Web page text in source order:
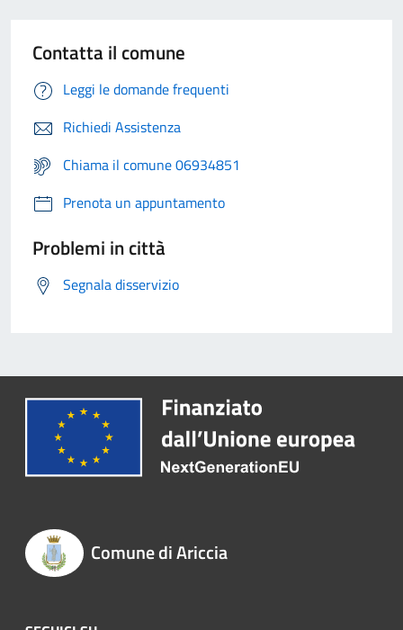
Contatta il comune
Leggi le domande frequenti
Richiedi Assistenza
Chiama il comune 06934851
Prenota un appuntamento
Problemi in città
Segnala disservizio
Comune di Ariccia